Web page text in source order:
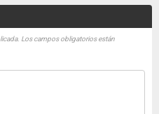
Los campos obligatorios están